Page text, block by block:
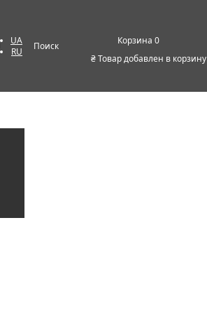
UA
RU
Поиск
0
₴Товар добавлен в корзину